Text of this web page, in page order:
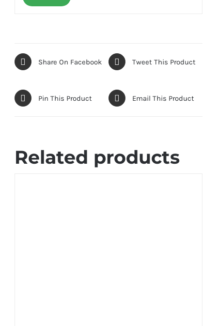
Share On Facebook Tweet This Product
Pin This Product Email This Product
Related products